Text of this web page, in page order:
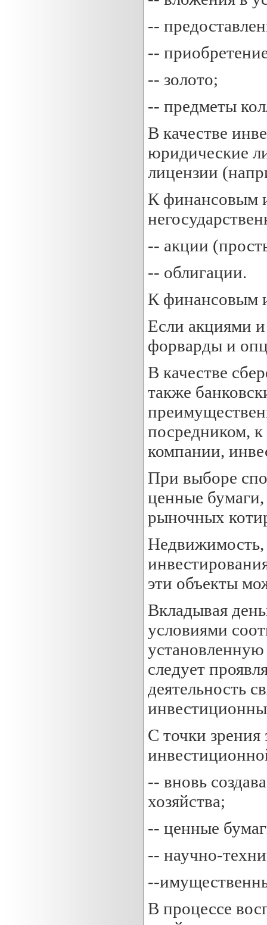
--
--
-- золото;
-- предметы
В качестве
юридические
лицензии
К финансовым
-- акции
-- облигации.
К финансовым
Если акциями
форварды и
В качестве
также
посредником,
компании,
При выборе
ценные
рыночных
Недвижимость,
эти объекты
Вкладывая
условиями
следует
деятельность
С точки зрения
-- вновь
хозяйства;
-- ценные
-- научно-
--
В процессе